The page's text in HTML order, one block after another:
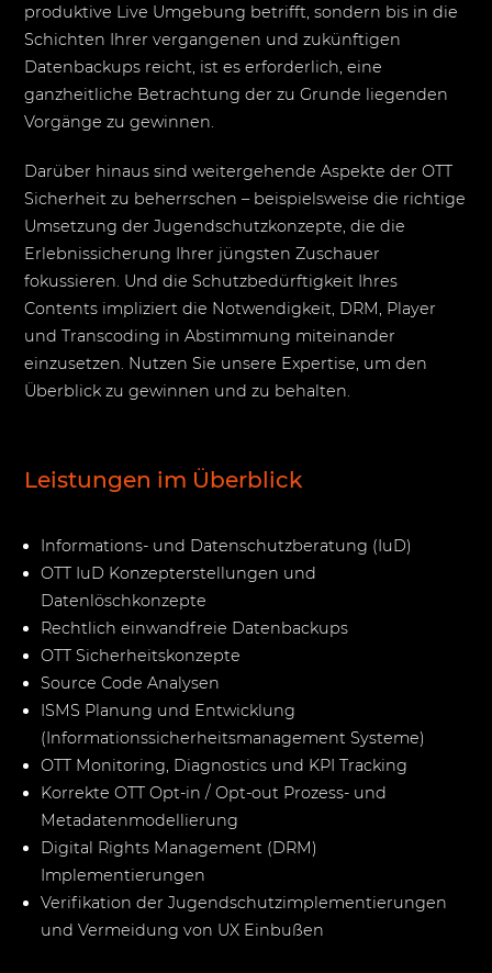
produktive Live Umgebung betrifft, sondern bis in die
Schichten Ihrer vergangenen und zukünftigen
Datenbackups reicht, ist es erforderlich, eine
ganzheitliche Betrachtung der zu Grunde liegenden
Vorgänge zu gewinnen.
Darüber hinaus sind weitergehende Aspekte der OTT
Sicherheit zu beherrschen – beispielsweise die richtige
Umsetzung der Jugendschutzkonzepte, die die
Erlebnissicherung Ihrer jüngsten Zuschauer
fokussieren. Und die Schutzbedürftigkeit Ihres
Contents impliziert die Notwendigkeit, DRM, Player
und Transcoding in Abstimmung miteinander
einzusetzen. Nutzen Sie unsere Expertise, um den
Überblick zu gewinnen und zu behalten.
Leistungen im Überblick
Informations- und Datenschutzberatung (IuD)
OTT IuD Konzepterstellungen und
Datenlöschkonzepte
Rechtlich einwandfreie Datenbackups
OTT Sicherheitskonzepte
Source Code Analysen
ISMS Planung und Entwicklung
(Informationssicherheitsmanagement Systeme)
OTT Monitoring, Diagnostics und KPI Tracking
Korrekte OTT Opt-in / Opt-out Prozess- und
Metadatenmodellierung
Digital Rights Management (DRM)
Implementierungen
Verifikation der Jugendschutzimplementierungen
und Vermeidung von UX Einbußen